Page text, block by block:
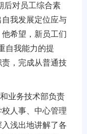
后对员工综合素
我发展定位应与
希望，新员工们
自我能力的提
，完成从普通技
业务技术部负责
人事、中心管理
浅出地讲解了各